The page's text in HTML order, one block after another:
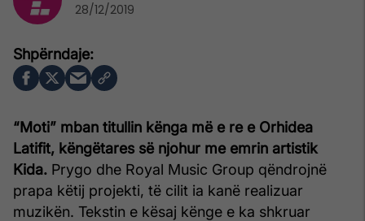
“Moti” mban titullin kënga më e re e Orhidea
Latifit, këngëtares së njohur me emrin artistik
Kida. Prygo dhe Royal Music Group qëndrojnë
prapa këtij projekti, të cilit ia kanë realizuar
muzikën. Tekstin e kësaj kënge e ka shkruar
28/12/2019